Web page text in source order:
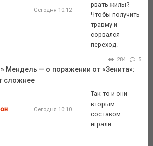
Сегодня 10:12
рвать жилы?
Чтобы получить
травму и
сорвался
переход.
284 5
Мендель — о поражении от «Зенита»:
сложнее
Сегодня 10:10
Так то и они
вторым
составом
играли....